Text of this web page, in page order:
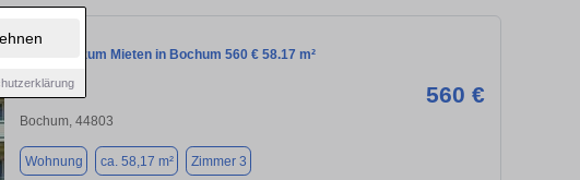
Wohnung zum Mieten in Bochum 560 € 58.17 m²
560 €
Bochum, 44803
Wohnung ca. 58,17 m² Zimmer 3